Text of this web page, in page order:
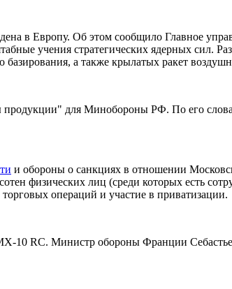
в Европу. Об этом сообщило Главное
учения стратегических ядерных сил.
а также крылатых ракет
продукции" для Минобороны РФ. По его
и обороны о санкциях в отношении
физических лиц (среди которых есть
операций и участие в приватизации.
10 RC. Министр обороны Франции